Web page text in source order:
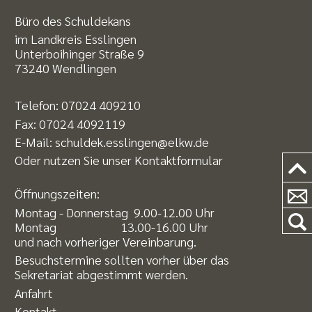
Büro des Schuldekans
im Landkreis Esslingen
Unterboihinger Straße 9
73240 Wendlingen
Telefon: 07024 409210
Fax: 07024 4092119
E-Mail: schuldek.esslingen@elkw.de
Oder nutzen Sie unser Kontaktformular
Öffnungszeiten:
Montag - Donnerstag 9.00-12.00 Uhr
Montag 13.00-16.00 Uhr
und nach vorheriger Vereinbarung.
Besuchstermine sollten vorher über das
Sekretariat abgestimmt werden.
Anfahrt